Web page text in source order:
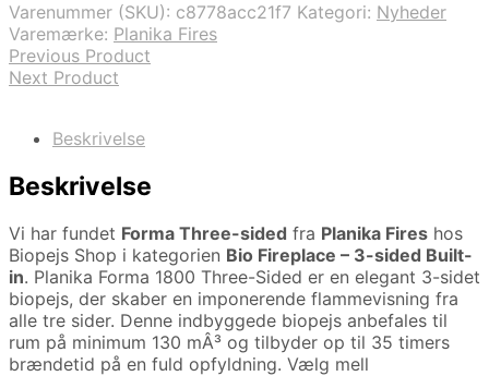
Varenummer (SKU): c8778acc21f7 Kategori: Nyheder
Varemærke: Planika Fires
Previous Product
Next Product
Beskrivelse
Beskrivelse
Vi har fundet Forma Three-sided fra Planika Fires hos
Biopejs Shop i kategorien Bio Fireplace – 3-sided Built-
in. Planika Forma 1800 Three-Sided er en elegant 3-sidet
biopejs, der skaber en imponerende flammevisning fra
alle tre sider. Denne indbyggede biopejs anbefales til
rum på minimum 130 mÂ³ og tilbyder op til 35 timers
brændetid på en fuld opfyldning. Vælg mell